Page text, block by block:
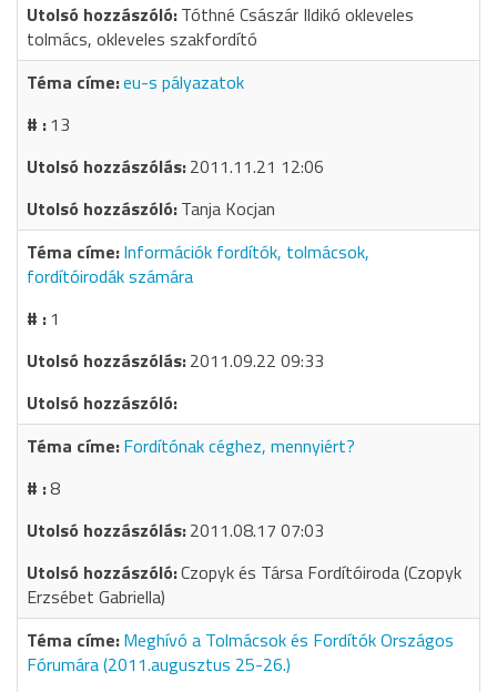
Tóthné Császár Ildikó okleveles
tolmács, okleveles szakfordító
eu-s pályazatok
13
2011.11.21 12:06
Tanja Kocjan
Információk fordítók, tolmácsok,
fordítóirodák számára
1
2011.09.22 09:33
Fordítónak céghez, mennyiért?
8
2011.08.17 07:03
Czopyk és Társa Fordítóiroda (Czopyk
Erzsébet Gabriella)
Meghívó a Tolmácsok és Fordítók Országos
Fórumára (2011.augusztus 25-26.)